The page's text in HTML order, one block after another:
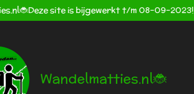
site is bijgewerkt t/m 08-09-2023!
Wandelmatties.nl🐞